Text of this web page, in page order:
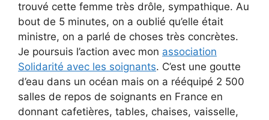
trouvé cette femme très drôle, sympathique. Au
bout de 5 minutes, on a oublié qu’elle était
ministre, on a parlé de choses très concrètes.
Je poursuis l’action avec mon association
Solidarité avec les soignants. C’est une goutte
d’eau dans un océan mais on a rééquipé 2 500
salles de repos de soignants en France en
donnant cafetières, tables, chaises, vaisselle,